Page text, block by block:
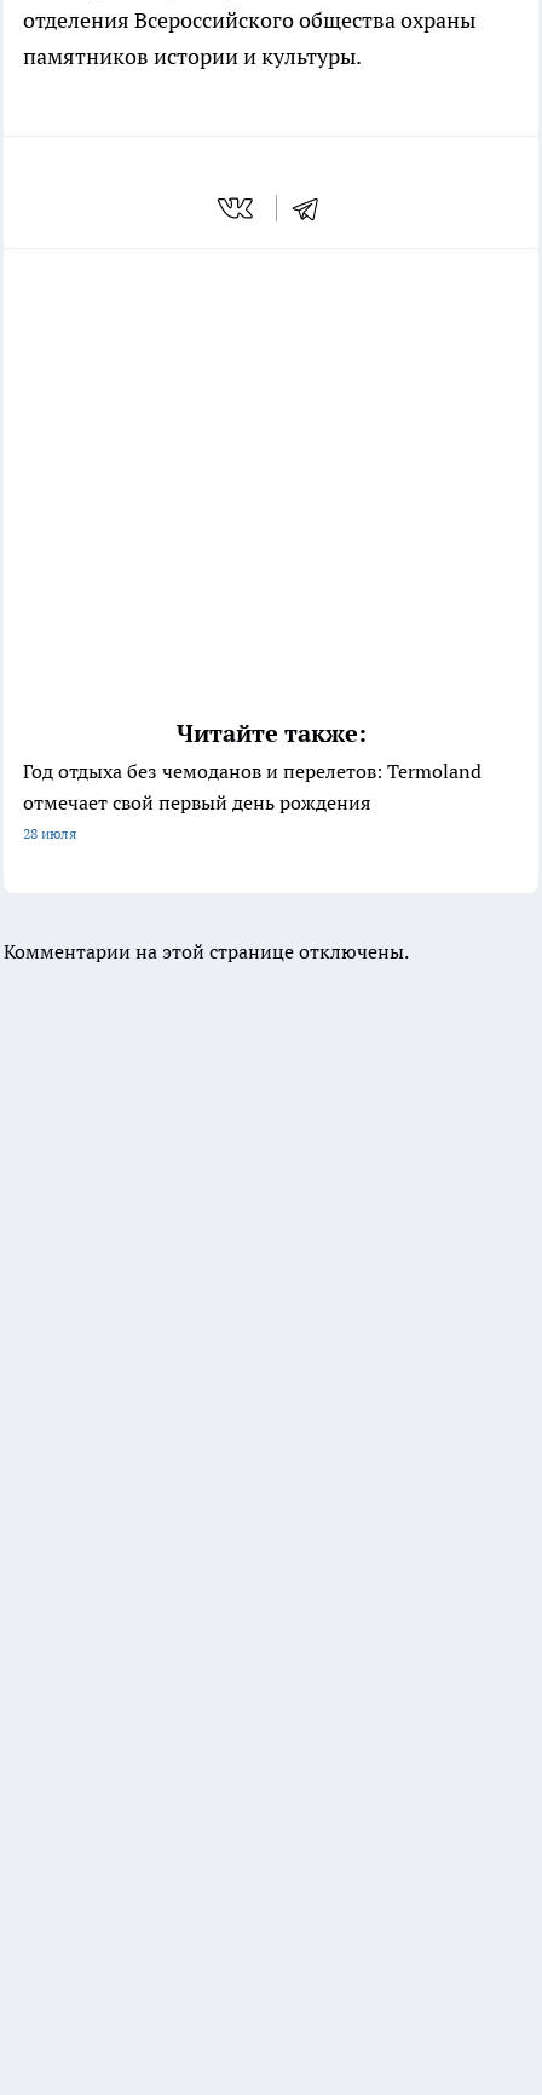
отделения Всероссийского общества охраны
памятников истории и культуры.
Читайте также:
Год отдыха без чемоданов и перелетов: Termoland
отмечает свой первый день рождения
28 июля
Комментарии на этой странице отключены.